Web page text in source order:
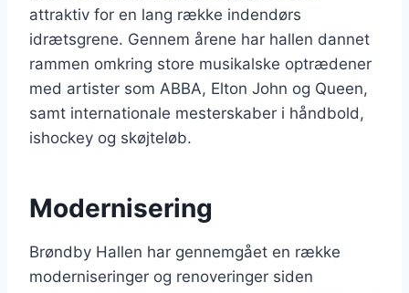
attraktiv for en lang række indendørs
idrætsgrene. Gennem årene har hallen dannet
rammen omkring store musikalske optrædener
med artister som ABBA, Elton John og Queen,
samt internationale mesterskaber i håndbold,
ishockey og skøjteløb.
Modernisering
Brøndby Hallen har gennemgået en række
moderniseringer og renoveringer siden